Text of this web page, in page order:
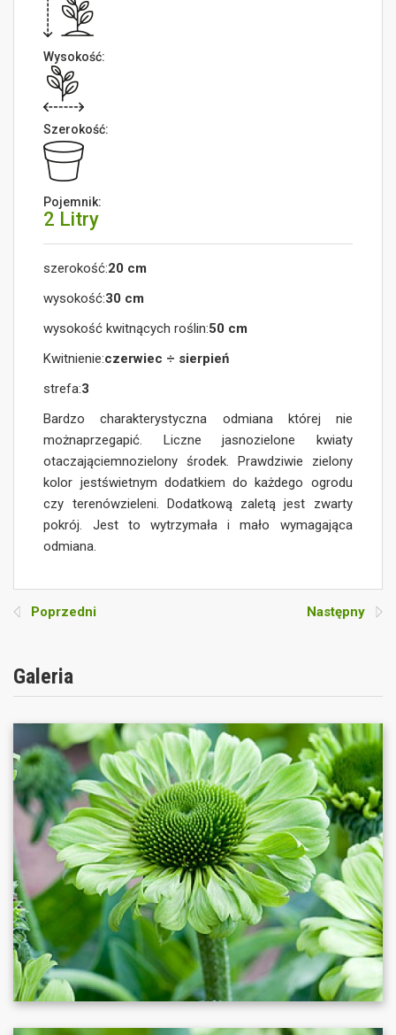
Wysokość:
Szerokość:
Pojemnik:
2 Litry
szerokość:20 cm
wysokość:30 cm
wysokość kwitnących roślin:50 cm
Kwitnienie:czerwiec ÷ sierpień
strefa:3
Bardzo charakterystyczna odmiana której nie
możnaprzegapić. Liczne jasnozielone kwiaty
otaczająciemnozielony środek. Prawdziwie zielony
kolor jestświetnym dodatkiem do każdego ogrodu
czy terenówzieleni. Dodatkową zaletą jest zwarty
pokrój. Jest to wytrzymała i mało wymagająca
odmiana.
Poprzedni Następny
Galeria